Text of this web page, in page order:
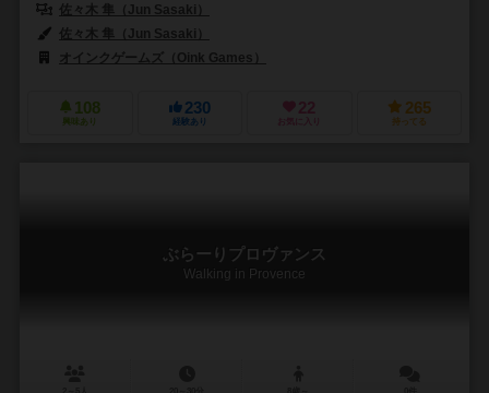
佐々木 隼（Jun Sasaki）
佐々木 隼（Jun Sasaki）
オインクゲームズ（Oink Games）
108
興味あり
230
経験あり
22
お気に入り
265
持ってる
ぶらーりプロヴァンス
Walking in Provence